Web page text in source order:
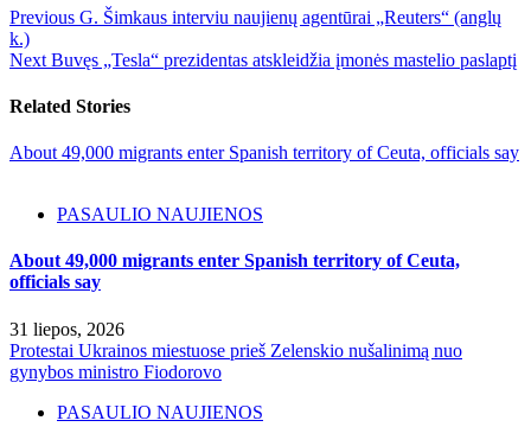
Previous G. Šimkaus interviu naujienų agentūrai „Reuters“ (anglų
k.)
Next Buvęs „Tesla“ prezidentas atskleidžia įmonės mastelio paslaptį
Related Stories
About 49,000 migrants enter Spanish territory of Ceuta, officials say
PASAULIO NAUJIENOS
About 49,000 migrants enter Spanish territory of Ceuta,
officials say
31 liepos, 2026
Protestai Ukrainos miestuose prieš Zelenskio nušalinimą nuo
gynybos ministro Fiodorovo
PASAULIO NAUJIENOS